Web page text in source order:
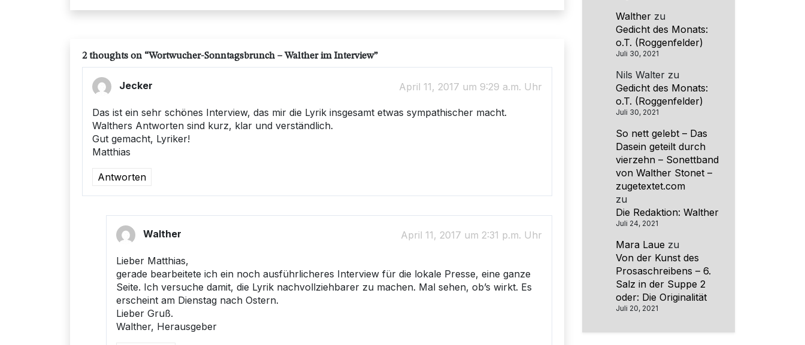
2 thoughts on “Wortwucher-Sonntagsbrunch – Walther im Interview”
Jecker April 11, 2017 um 9:29 a.m. Uhr
Das ist ein sehr schönes Interview, das mir die Lyrik insgesamt etwas sympathischer macht.
Walthers Antworten sind kurz, klar und verständlich.
Gut gemacht, Lyriker!
Matthias
Antworten
Walther April 11, 2017 um 2:31 p.m. Uhr
Lieber Matthias,
gerade bearbeitete ich ein noch ausführlicheres Interview für die lokale Presse, eine ganze
Seite. Ich versuche damit, die Lyrik nachvollziehbarer zu machen. Mal sehen, ob’s wirkt. Es
erscheint am Dienstag nach Ostern.
Lieber Gruß.
Walther, Herausgeber
Walther zu
Gedicht des Monats:
o.T. (Roggenfelder)
Juli 30, 2021
Nils Walter zu
Gedicht des Monats:
o.T. (Roggenfelder)
Juli 30, 2021
So nett gelebt – Das
Dasein geteilt durch
vierzehn – Sonettband
von Walther Stonet –
zugetextet.com
zu
Die Redaktion: Walther
Juli 24, 2021
Mara Laue zu
Von der Kunst des
Prosaschreibens – 6.
Salz in der Suppe 2
oder: Die Originalität
Juli 20, 2021